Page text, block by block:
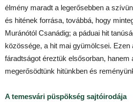
élmény maradt a legerősebben a
és hitének forrása, továbbá, hogy
Muránótól Csanádig; a páduai hit
közössége, a hit mai gyümölcsei. Ezen
fáradtságot éreztük elsősorban, hanem
megerősödtünk hitünkben és
A temesvári püspökség sajtóirodája